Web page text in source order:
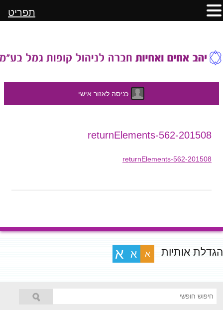
כניסה לאזור אישי
לתוכן
201508-returnElements-562
201508-returnElements-562
הגדלת אותיות א א א
תפריט